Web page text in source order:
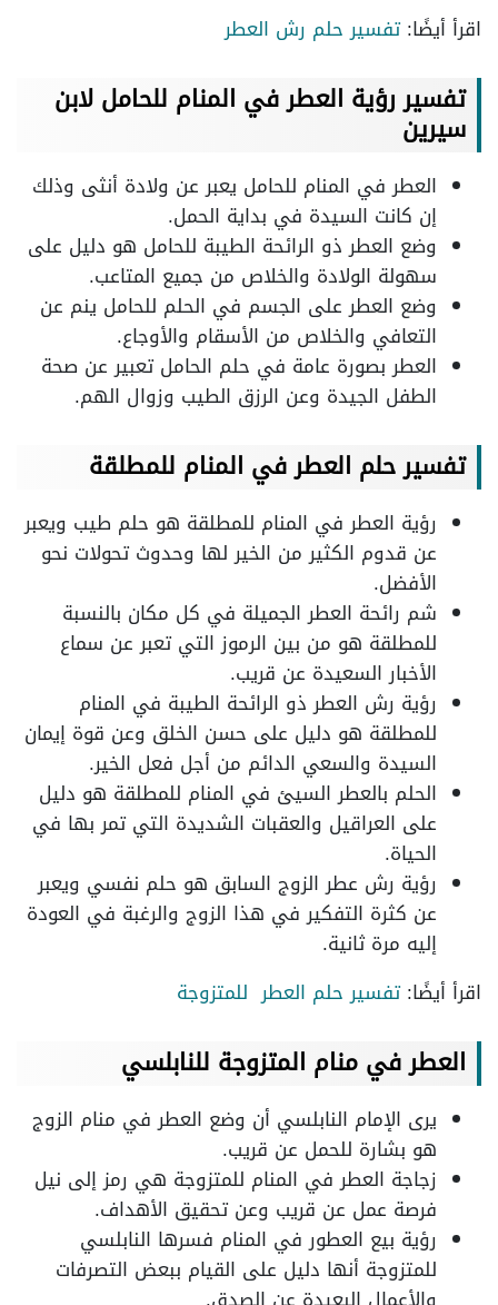
اقرأ أيضًا:تفسير حلم رش العطر
تفسير رؤية العطر في المنام للحامل لابن
سيرين
العطر في المنام للحامل يعبر عن ولادة أنثى وذلك
إن كانت السيدة في بداية الحمل.
وضع العطر ذو الرائحة الطيبة للحامل هو دليل على
سهولة الولادة والخلاص من جميع المتاعب.
وضع العطر على الجسم في الحلم للحامل ينم عن
التعافي والخلاص من الأسقام والأوجاع.
العطر بصورة عامة في حلم الحامل تعبير عن صحة
الطفل الجيدة وعن الرزق الطيب وزوال الهم.
تفسير حلم العطر في المنام للمطلقة
رؤية العطر في المنام للمطلقة هو حلم طيب ويعبر
عن قدوم الكثير من الخير لها وحدوث تحولات نحو
الأفضل.
شم رائحة العطر الجميلة في كل مكان بالنسبة
للمطلقة هو من بين الرموز التي تعبر عن سماع
الأخبار السعيدة عن قريب.
رؤية رش العطر ذو الرائحة الطيبة في المنام
للمطلقة هو دليل على حسن الخلق وعن قوة إيمان
السيدة والسعي الدائم من أجل فعل الخير.
الحلم بالعطر السيئ في المنام للمطلقة هو دليل
على العراقيل والعقبات الشديدة التي تمر بها في
الحياة.
رؤية رش عطر الزوج السابق هو حلم نفسي ويعبر
عن كثرة التفكير في هذا الزوج والرغبة في العودة
إليه مرة ثانية.
اقرأ أيضًا:تفسير حلم العطر للمتزوجة
العطر في منام المتزوجة للنابلسي
يرى الإمام النابلسي أن وضع العطر في منام الزوج
هو بشارة للحمل عن قريب.
زجاجة العطر في المنام للمتزوجة هي رمز إلى نيل
فرصة عمل عن قريب وعن تحقيق الأهداف.
رؤية بيع العطور في المنام فسرها النابلسي
للمتزوجة أنها دليل على القيام ببعض التصرفات